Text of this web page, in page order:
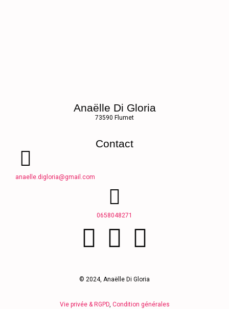
Anaëlle Di Gloria
73590 Flumet
Contact
anaelle.digloria@gmail.com
0658048271
© 2024, Anaëlle Di Gloria
Vie privée & RGPD, Condition générales